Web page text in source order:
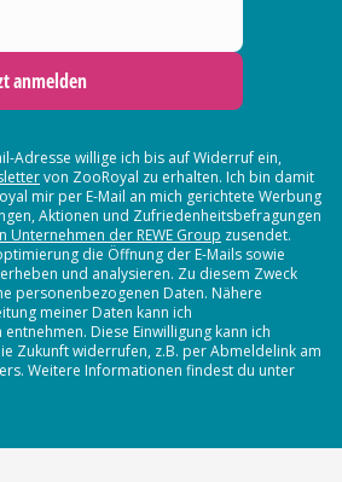
anmelden
Adresse willige ich bis auf Widerruf ein,
von ZooRoyal zu erhalten. Ich bin damit
mir per E-Mail an mich gerichtete Werbung
Aktionen und Zufriedenheitsbefragungen
Unternehmen der REWE Group zusendet.
die Öffnung der E-Mails sowie
und analysieren. Zu diesem Zweck
personenbezogenen Daten. Nähere
meiner Daten kann ich
Diese Einwilligung kann ich
Zukunft widerrufen, z.B. per Abmeldelink am
Weitere Informationen findest du unter